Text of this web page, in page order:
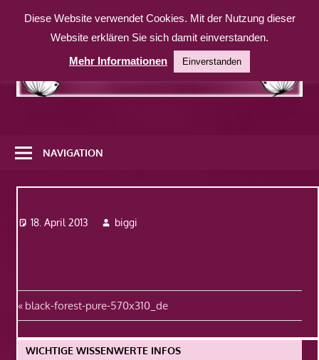
Inhalt
weitere
Website
NAVIGATION
18. April 2013 biggi
Beitragsnavigation
Vorheriger
Beitrag:
black-forest-pure-570x310_de
WICHTIGE WISSENWERTE INFOS
Diese Website verwendet Cookies. Mit der Nutzung dieser
Website erklären Sie sich damit einverstanden.
Mehr Informationen
Einverstanden